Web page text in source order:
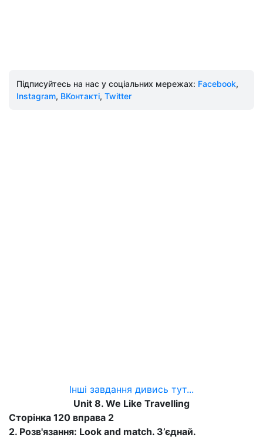
Підписуйтесь на нас у соціальних мережах: Facebook,
Instagram, ВКонтакті, Twitter
Інші завдання дивись тут...
Unit 8. We Like Travelling
Сторінка 120 вправа 2
2. Розв'язання: Look and match. З’єднай.